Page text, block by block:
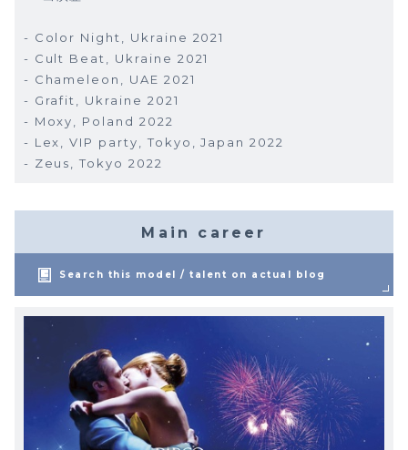
- Color Night, Ukraine 2021
- Cult Beat, Ukraine 2021
- Chameleon, UAE 2021
- Grafit, Ukraine 2021
- Moxy, Poland 2022
- Lex, VIP party, Tokyo, Japan 2022
- Zeus, Tokyo 2022
Main career
Search this model / talent on actual blog